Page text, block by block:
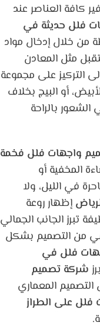
كافة العناصر عند
فلل حديثة في
من خلال إدخال مواد
مثل المعادن
التركيز على مجموعة
أو البيج بخلاف
الشعور بالراحة
واجهات فلل فخمة
المخفية أو
في الليل، ولا
إظهار روعة
تبرز الجانب الجمالي
من التصميم بشكل
فلل في
شركة تصميم
المعماري
على الطراز